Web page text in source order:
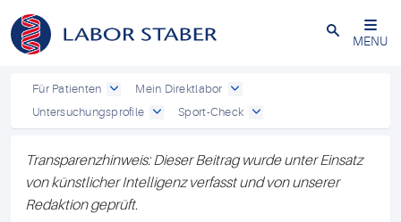
Schließen
MENU
Für Patienten
Mein Direktlabor
Untersuchungsprofile
Sport-Check
Transparenzhinweis: Dieser Beitrag wurde unter Einsatz
von künstlicher Intelligenz verfasst und von unserer
Redaktion geprüft.